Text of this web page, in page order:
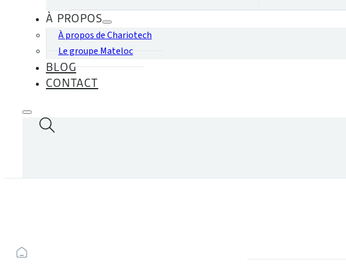
À PROPOS
À propos de Chariotech
Le groupe Mateloc
BLOG
CONTACT